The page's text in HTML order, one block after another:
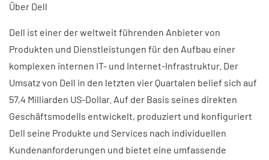
Über Dell
Dell ist einer der weltweit führenden Anbieter von
Produkten und Dienstleistungen für den Aufbau einer
komplexen internen IT- und Internet-Infrastruktur. Der
Umsatz von Dell in den letzten vier Quartalen belief sich auf
57,4 Milliarden US-Dollar. Auf der Basis seines direkten
Geschäftsmodells entwickelt, produziert und konfiguriert
Dell seine Produkte und Services nach individuellen
Kundenanforderungen und bietet eine umfassende